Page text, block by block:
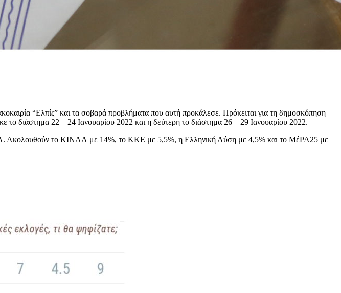
“Ελπίς” και τα σοβαρά προβλήματα που αυτή προκάλεσε. Πρόκειται για τη δημοσκόπηση
διάστημα 22 – 24 Ιανουαρίου 2022 και η δεύτερη το διάστημα 26 – 29 Ιανουαρίου 2022.
Ακολουθούν το ΚΙΝΑΛ με 14%, το ΚΚΕ με 5,5%, η Ελληνική Λύση με 4,5% και το ΜέΡΑ25 με